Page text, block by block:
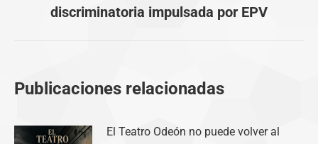
siguiente:
discriminatoria impulsada por EPV
Publicaciones relacionadas
El Teatro Odeón no puede volver al